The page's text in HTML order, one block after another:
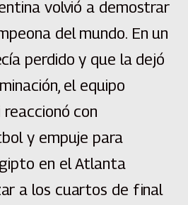
volvió a demostrar
del mundo. En un
perdido y que la dejó
el equipo
reaccionó con
y empuje para
en el Atlanta
a los cuartos de final